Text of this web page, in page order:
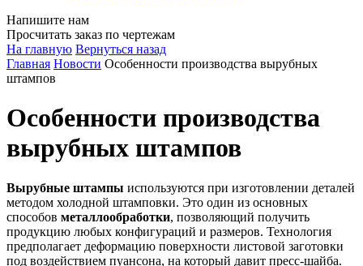
Напишите нам
Просчитать заказ по чертежам
На главную Вернуться назад
Главная Новости Особенности производства вырубных
штампов
Особенности производства
вырубных штампов
Вырубные штампы используются при изготовлении деталей
методом холодной штамповки. Это один из основных
способов металлообработки, позволяющий получить
продукцию любых конфигураций и размеров. Технология
предполагает деформацию поверхности листовой заготовки
под воздействием пуансона, на который давит пресс-шайба.